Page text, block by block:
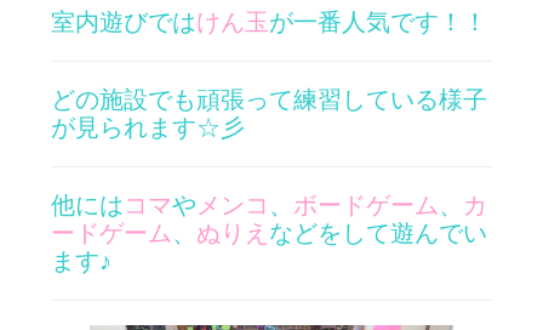
室内遊びではけん玉が一番人気です！！
どの施設でも頑張って練習している様子
が見られます☆彡
他には コマや メンコ 、 ボードゲーム、
カ
ードゲーム、 ぬりえ などをして遊んでい
ます♪